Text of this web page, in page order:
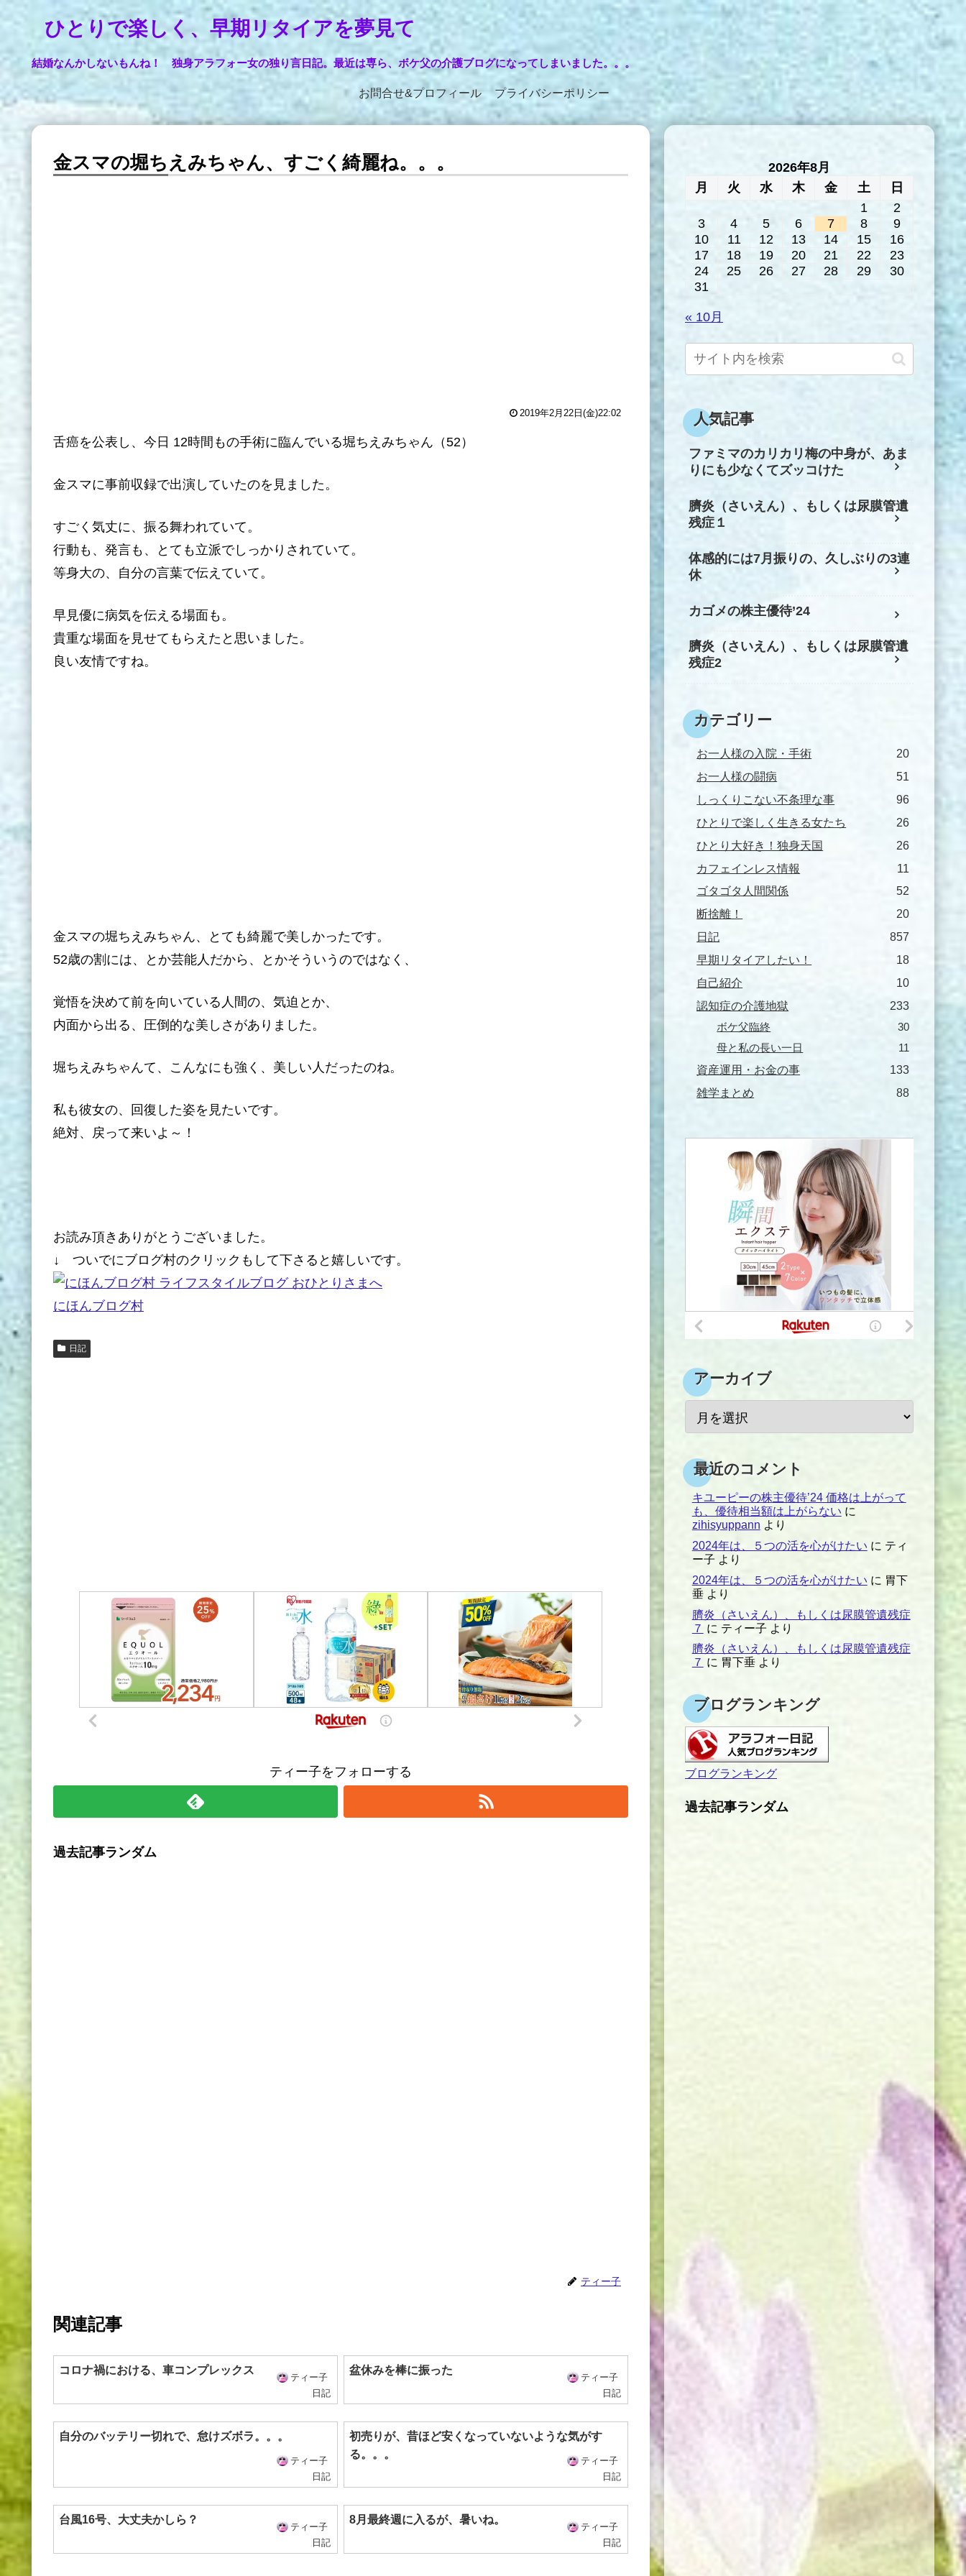
ひとりで楽しく、早期リタイアを夢見て
結婚なんかしないもんね！ 独身アラフォー女の独り言日記。最近は専ら、ボケ父の介護ブログになってしまいました。。。
お問合せ&プロフィールプライバシーポリシー
金スマの堀ちえみちゃん、すごく綺麗ね。。。
2019年2月22日(金)22:02
舌癌を公表し、今日 12時間もの手術に臨んでいる堀ちえみちゃん（52）
金スマに事前収録で出演していたのを見ました。
すごく気丈に、振る舞われていて。
行動も、発言も、とても立派でしっかりされていて。
等身大の、自分の言葉で伝えていて。
早見優に病気を伝える場面も。
貴重な場面を見せてもらえたと思いました。
良い友情ですね。
金スマの堀ちえみちゃん、とても綺麗で美しかったです。
52歳の割には、とか芸能人だから、とかそういうのではなく、
覚悟を決めて前を向いている人間の、気迫とか、
内面から出る、圧倒的な美しさがありました。
堀ちえみちゃんて、こんなにも強く、美しい人だったのね。
私も彼女の、回復した姿を見たいです。
絶対、戻って来いよ～！
お読み頂きありがとうございました。
↓ ついでにブログ村のクリックもして下さると嬉しいです。
にほんブログ村
日記
ティー子をフォローする
過去記事ランダム
ティー子
関連記事
コロナ禍における、車コンプレックス
ティー子
日記
盆休みを棒に振った
ティー子
日記
自分のバッテリー切れで、怠けズボラ。。。
ティー子
日記
初売りが、昔ほど安くなっていないような気がす
る。。。
ティー子
日記
台風16号、大丈夫かしら？
ティー子
日記
8月最終週に入るが、暑いね。
ティー子
日記
2026年8月
月
火 水 木 金 土
日
1
2
3
4 5 6 7 8
9
10
11 12 13 14 15
16
17
18 19 20 21 22
23
24
25 26 27 28 29
30
31
« 10月
人気記事
ファミマのカリカリ梅の中身が、あま
りにも少なくてズッコけた
臍炎（さいえん）、もしくは尿膜管遺
残症１
体感的には7月振りの、久しぶりの3連
休
カゴメの株主優待’24
臍炎（さいえん）、もしくは尿膜管遺
残症2
カテゴリー
お一人様の入院・手術
20
お一人様の闘病
51
しっくりこない不条理な事
96
ひとりで楽しく生きる女たち
26
ひとり大好き！独身天国
26
カフェインレス情報
11
ゴタゴタ人間関係
52
断捨離！
20
日記
857
早期リタイアしたい！
18
自己紹介
10
認知症の介護地獄
233
ボケ父臨終
30
母と私の長い一日
11
資産運用・お金の事
133
雑学まとめ
88
アーカイブ
最近のコメント
キユーピーの株主優待’24 価格は上がって
も、優待相当額は上がらない に
zihisyuppann より
2024年は、５つの活を心がけたい に ティ
ー子 より
2024年は、５つの活を心がけたい に 胃下
垂より
臍炎（さいえん）、もしくは尿膜管遺残症
７ に ティー子 より
臍炎（さいえん）、もしくは尿膜管遺残症
７ に 胃下垂より
ブログランキング
ブログランキング
過去記事ランダム